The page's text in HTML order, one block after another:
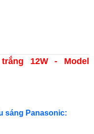
12W - Model
sáng Panasonic: